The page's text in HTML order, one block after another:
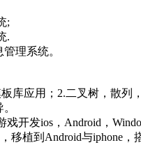
;
.
理系统。
库应用；2.二叉树，散
开发ios，Android，
移植到Android与iphone，